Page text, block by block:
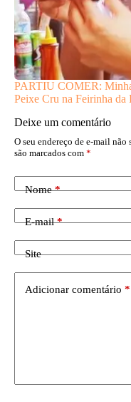
PARTIU COMER:
Peixe Cru na Feirinha da
Deixe um comentário
O seu endereço de e-mail não
são marcados com *
Nome*
E-mail*
Site
Adicionar comentário *